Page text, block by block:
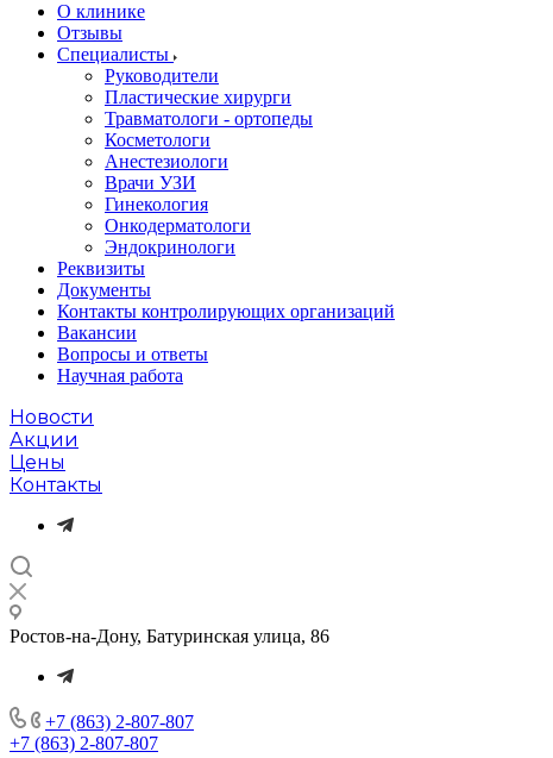
О клинике
Отзывы
Специалисты
Руководители
Пластические хирурги
Травматологи - ортопеды
Косметологи
Анестезиологи
Врачи УЗИ
Гинекология
Онкодерматологи
Эндокринологи
Реквизиты
Документы
Контакты контролирующих организаций
Вакансии
Вопросы и ответы
Научная работа
Новости
Акции
Цены
Контакты
Ростов-на-Дону, Батуринская улица, 86
+7 (863) 2-807-807
+7 (863) 2-807-807